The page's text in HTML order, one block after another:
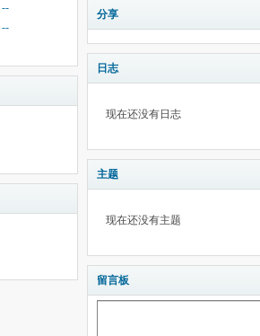
--
--
分享
日志
现在还没有日志
主题
现在还没有主题
留言板